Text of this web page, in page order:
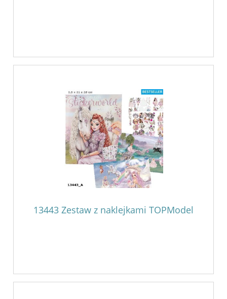
13443 Zestaw z naklejkami TOPModel